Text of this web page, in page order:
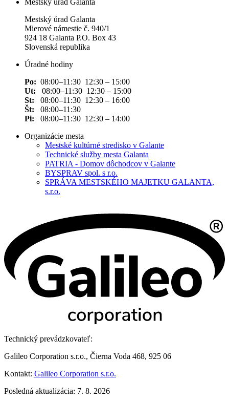
Mestský úrad Galanta
Mestský úrad Galanta
Mierové námestie č. 940/1
924 18 Galanta P.O. Box 43
Slovenská republika
Úradné hodiny
Po: 08:00–11:30 12:30 – 15:00
Ut: 08:00–11:30 12:30 – 15:00
St: 08:00–11:30 12:30 – 16:00
Št: 08:00–11:30
Pi: 08:00–11:30 12:30 – 14:00
Organizácie mesta
Mestské kultúrné stredisko v Galante
Technické služby mesta Galanta
PATRIA - Domov dôchodcov v Galante
BYSPRAV spol. s r.o.
SPRÁVA MESTSKÉHO MAJETKU GALANTA,
s.r.o.
Technický prevádzkovateľ:
Galileo Corporation s.r.o., Čierna Voda 468, 925 06
Kontakt: Galileo Corporation s.r.o.
Posledná aktualizácia: 7. 8. 2026